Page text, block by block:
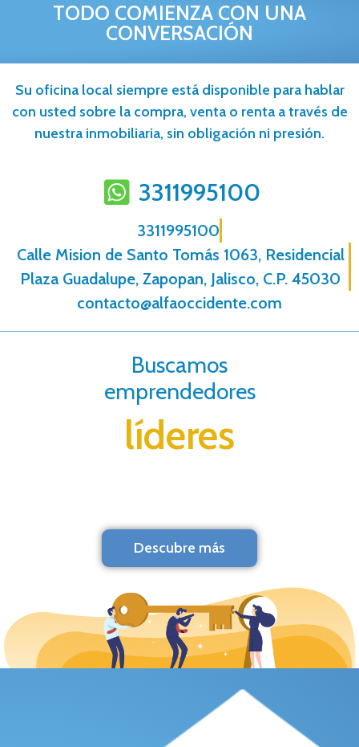
TODO COMIENZA CON UNA
CONVERSACIÓN
Su oficina local siempre está disponible para hablar
con usted sobre la compra, venta o renta a través de
nuestra inmobiliaria, sin obligación ni presión.
3311995100
3311995100
Calle Mision de Santo Tomás 1063, Residencial
Plaza Guadalupe, Zapopan, Jalisco, C.P. 45030
contacto@alfaoccidente.com
Buscamos
emprendedores
líderes
Descubre más